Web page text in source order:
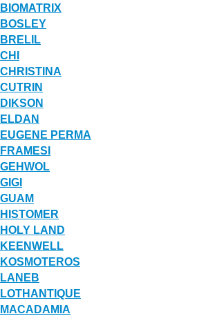
BIOMATRIX
BOSLEY
BRELIL
CHI
CHRISTINA
CUTRIN
DIKSON
ELDAN
EUGENE PERMA
FRAMESI
GEHWOL
GIGI
GUAM
HISTOMER
HOLY LAND
KEENWELL
KOSMOTEROS
LANEB
LOTHANTIQUE
MACADAMIA